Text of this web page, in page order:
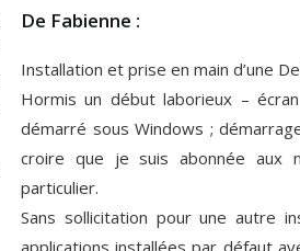
De Fabienne :
Installation et prise en main d’une
Hormis un début laborieux –
démarré sous Windows ;
croire que je suis abonnée aux
particulier.
Sans sollicitation pour une autre
applications installées par défaut